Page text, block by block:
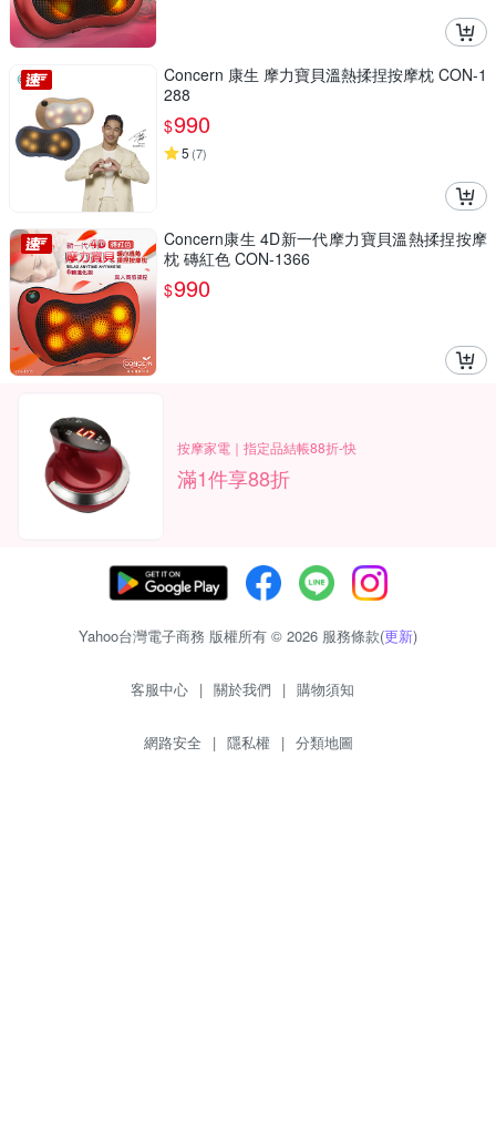
Concern 康生 摩力寶貝溫熱揉捏按摩枕 CON-1
288
$990
5 (7)
Concern康生 4D新一代摩力寶貝溫熱揉捏按摩
枕 磚紅色 CON-1366
$990
按摩家電｜指定品結帳88折-快
滿1件享88折
Yahoo台灣電子商務 版權所有 © 2026 服務條款(更新)
客服中心 | 關於我們 | 購物須知
網路安全 | 隱私權 | 分類地圖